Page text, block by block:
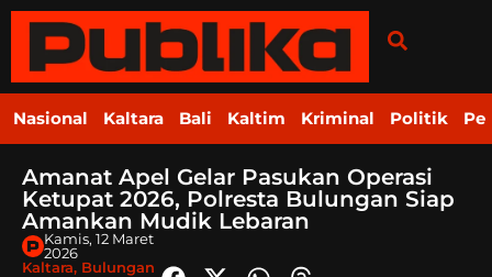
Nasional Kaltara Bali Kaltim Kriminal Politik
Amanat Apel Gelar Pasukan Operasi
Ketupat 2026, Polresta Bulungan Siap
Amankan Mudik Lebaran
Kamis, 12 Maret
2026
Kaltara, Bulungan